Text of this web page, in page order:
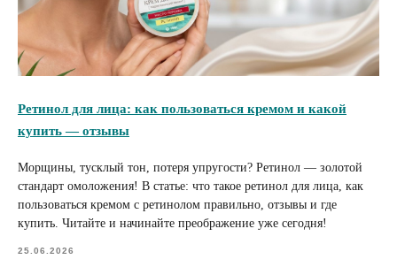
Ретинол для лица: как пользоваться кремом и какой
купить — отзывы
Морщины, тусклый тон, потеря упругости? Ретинол — золотой
стандарт омоложения! В статье: что такое ретинол для лица, как
пользоваться кремом с ретинолом правильно, отзывы и где
купить. Читайте и начинайте преображение уже сегодня!
25.06.2026